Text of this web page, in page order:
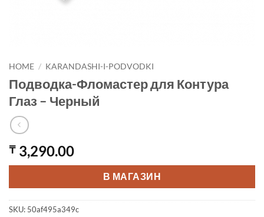
HOME / KARANDASHI-I-PODVODKI
Подводка-Фломастер для Контура
Глаз – Черный
₸ 3,290.00
В МАГАЗИН
SKU: 50af495a349c